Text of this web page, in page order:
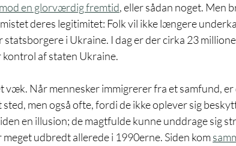
mod en glorværdig fremtid, eller sådan noget. Men
deres legitimitet: Folk vil ikke længere
i Ukraine. I dag er der cirka 23
af staten Ukraine.
væk. Når mennesker immigrerer fra et samfund,
sted, men også ofte, fordi de ikke oplever sig
en illusion; de magtfulde kunne unddrage sig
udbredt allerede i 1990erne. Siden kom